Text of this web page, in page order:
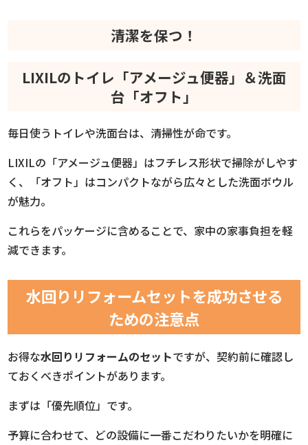
清潔を保つ！
LIXILのトイレ「アメージュ便器」＆洗面
台「オフト」
毎日使うトイレや洗面台は、清掃性が命です。
LIXILの「アメージュ便器」はフチレス形状で掃除がしやす
く、「オフト」はコンパクトながら広々とした洗面ボウル
が魅力。
これらをパッケージに含めることで、家中の家事負担を軽
減できます。
水回りリフォームセットを成功させる
ための注意点
お得な水回りリフォームのセットですが、契約前に確認し
ておくべきポイントがあります。
まずは「優先順位」です。
予算に合わせて、どの設備に一番こだわりたいかを明確に